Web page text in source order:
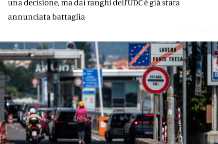
una decisione, ma dai ranghi dell’UDC è già stata
annunciata battaglia